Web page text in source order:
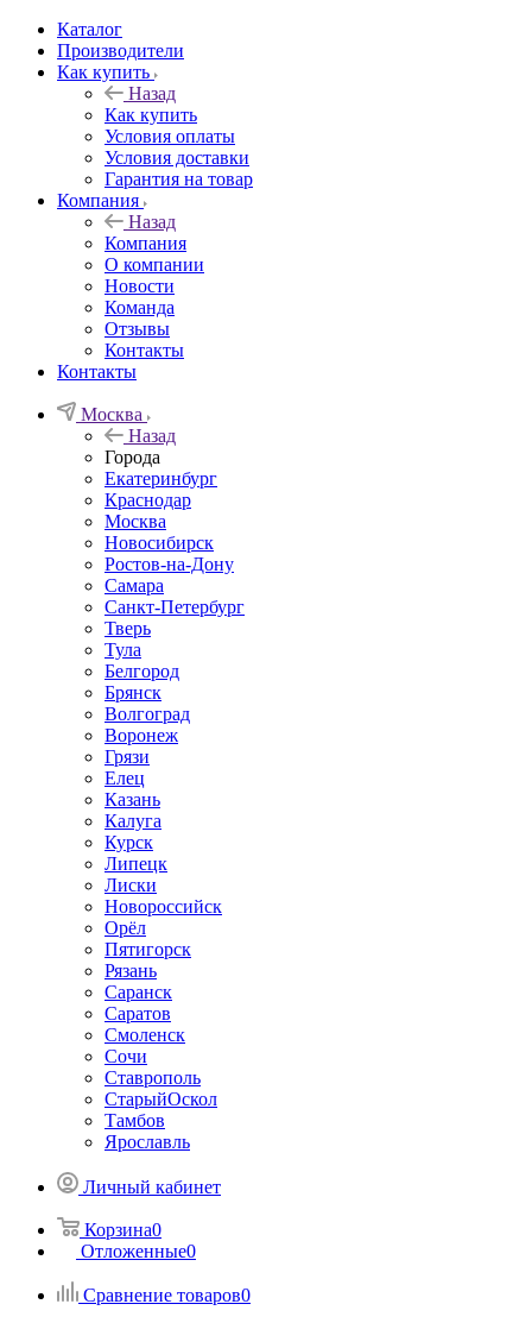
Каталог
Производители
Как купить
Назад
Как купить
Условия оплаты
Условия доставки
Гарантия на товар
Компания
Назад
Компания
О компании
Новости
Команда
Отзывы
Контакты
Контакты
Москва
Назад
Города
Екатеринбург
Краснодар
Москва
Новосибирск
Ростов-на-Дону
Самара
Санкт-Петербург
Тверь
Тула
Белгород
Брянск
Волгоград
Воронеж
Грязи
Елец
Казань
Калуга
Курск
Липецк
Лиски
Новороссийск
Орёл
Пятигорск
Рязань
Саранск
Саратов
Смоленск
Сочи
Ставрополь
СтарыйОскол
Тамбов
Ярославль
Личный кабинет
Корзина0
Отложенные0
Сравнение товаров0